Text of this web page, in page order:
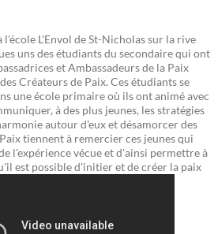
L'Envol de St-Nicholas sur la rive
uns des étudiants du secondaire qui ont
et Ambassadeurs de la Paix
Créateurs de Paix. Ces étudiants se
une école primaire où ils ont animé avec
à des plus jeunes, les stratégies
autour d'eux et désamorcer des
tiennent à remercier ces jeunes qui
l'expérience vécue et d'ainsi permettre à
est possible d'initier et de créer la paix